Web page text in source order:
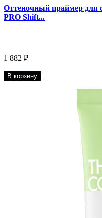
Оттеночный праймер для
PRO Shift...
1 882 ₽
В корзину